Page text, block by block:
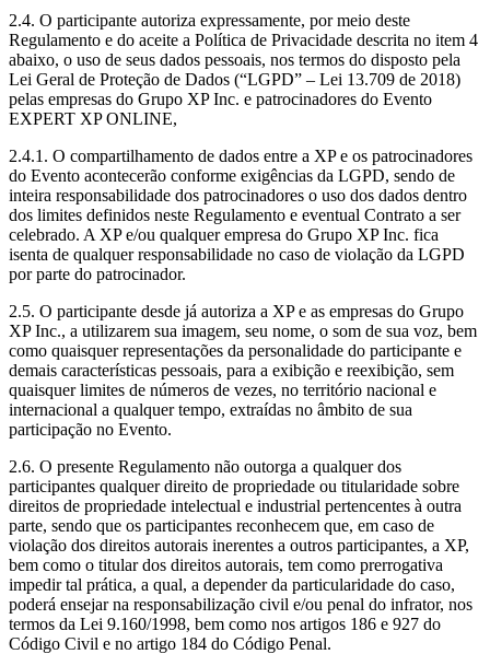
2.4. O participante autoriza expressamente, por meio deste
Regulamento e do aceite a Política de Privacidade descrita no item 4
abaixo, o uso de seus dados pessoais, nos termos do disposto pela
Lei Geral de Proteção de Dados (“LGPD” – Lei 13.709 de 2018)
pelas empresas do Grupo XP Inc. e patrocinadores do Evento
EXPERT XP ONLINE,
2.4.1. O compartilhamento de dados entre a XP e os patrocinadores
do Evento acontecerão conforme exigências da LGPD, sendo de
inteira responsabilidade dos patrocinadores o uso dos dados dentro
dos limites definidos neste Regulamento e eventual Contrato a ser
celebrado. A XP e/ou qualquer empresa do Grupo XP Inc. fica
isenta de qualquer responsabilidade no caso de violação da LGPD
por parte do patrocinador.
2.5. O participante desde já autoriza a XP e as empresas do Grupo
XP Inc., a utilizarem sua imagem, seu nome, o som de sua voz, bem
como quaisquer representações da personalidade do participante e
demais características pessoais, para a exibição e reexibição, sem
quaisquer limites de números de vezes, no território nacional e
internacional a qualquer tempo, extraídas no âmbito de sua
participação no Evento.
2.6. O presente Regulamento não outorga a qualquer dos
participantes qualquer direito de propriedade ou titularidade sobre
direitos de propriedade intelectual e industrial pertencentes à outra
parte, sendo que os participantes reconhecem que, em caso de
violação dos direitos autorais inerentes a outros participantes, a XP,
bem como o titular dos direitos autorais, tem como prerrogativa
impedir tal prática, a qual, a depender da particularidade do caso,
poderá ensejar na responsabilização civil e/ou penal do infrator, nos
termos da Lei 9.160/1998, bem como nos artigos 186 e 927 do
Código Civil e no artigo 184 do Código Penal.